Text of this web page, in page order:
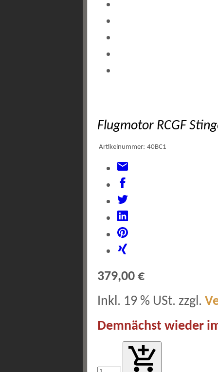
Flugmotor RCGF
Artikelnummer: 40BC1
379,00 €
Inkl. 19 % USt. zzgl.
Demnächst wieder